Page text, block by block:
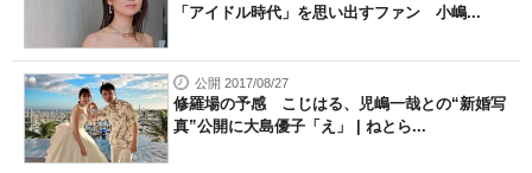
「アイドル時代」を思い出すファン 小嶋...
公開 2017/08/27
修羅場の予感 こじはる、児嶋一哉との“新婚写
真”公開に大島優子「え」 | ねとら...